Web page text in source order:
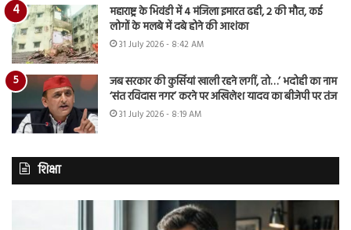
महाराष्ट्र के भिवंडी में 4 मंजिला इमारत ढही, 2 की मौत, कई
लोगों के मलबे में दबे होने की आशंका
31 July 2026 - 8:42 AM
जब सरकार की कुर्सियां खाली रहने लगीं, तो…’ भदोही का नाम
‘संत रविदास नगर’ करने पर अखिलेश यादव का बीजेपी पर तंज
31 July 2026 - 8:19 AM
शिक्षा